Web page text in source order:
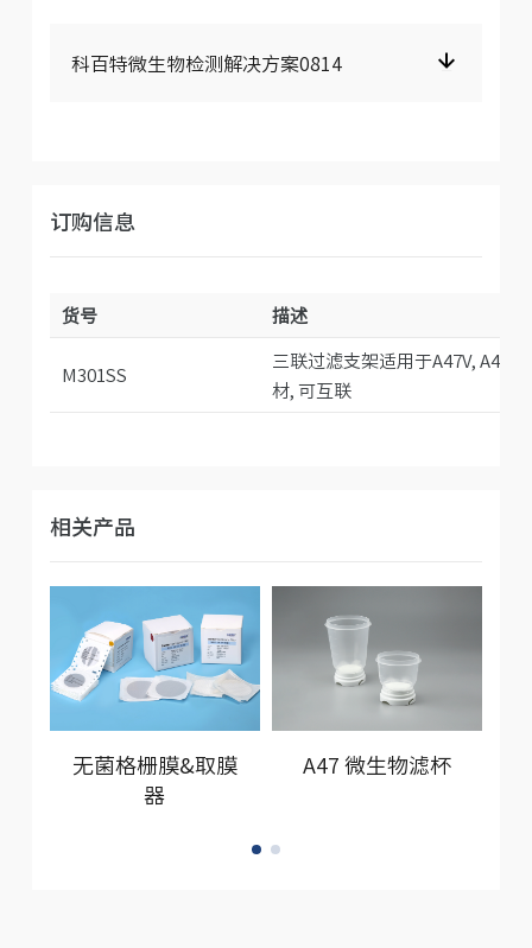
科百特微生物检测解决方案0814
订购信息
货号 描述
M301SS
三联过滤支架适用于A47V, A47U
材, 可互联
相关产品
无菌格栅膜&取膜
器
A47 微生物滤杯